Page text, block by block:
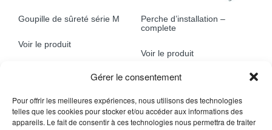
Gérer le consentement
Pour offrir les meilleures expériences, nous utilisons des technologies
telles que les cookies pour stocker et/ou accéder aux informations des
appareils. Le fait de consentir à ces technologies nous permettra de traiter
Goupille de sûreté série M
Voir le produit
Perche d’installation –
complete
Voir le produit